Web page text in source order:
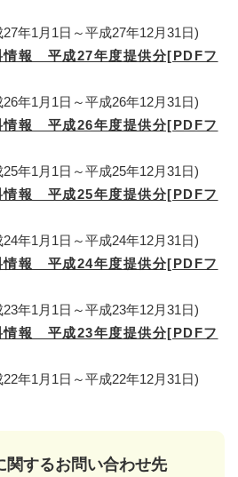
年1月1日～平成27年12月31日)
情報 平成27年度提供分[PDFフ
年1月1日～平成26年12月31日)
情報 平成26年度提供分[PDFフ
年1月1日～平成25年12月31日)
情報 平成25年度提供分[PDFフ
年1月1日～平成24年12月31日)
情報 平成24年度提供分[PDFフ
年1月1日～平成23年12月31日)
情報 平成23年度提供分[PDFフ
年1月1日～平成22年12月31日)
関するお問い合わせ先